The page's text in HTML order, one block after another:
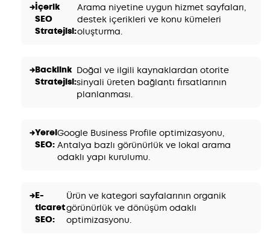
İçerik
SEO
Stratejisi:
Arama niyetine uygun hizmet sayfaları,
destek içerikleri ve konu kümeleri
oluşturma.
Backlink
Stratejisi:
Doğal ve ilgili kaynaklardan otorite
sinyali üreten bağlantı fırsatlarının
planlanması.
Yerel
SEO:
Google Business Profile optimizasyonu,
Antalya bazlı görünürlük ve lokal arama
odaklı yapı kurulumu.
E-
ticaret
SEO:
Ürün ve kategori sayfalarının organik
görünürlük ve dönüşüm odaklı
optimizasyonu.